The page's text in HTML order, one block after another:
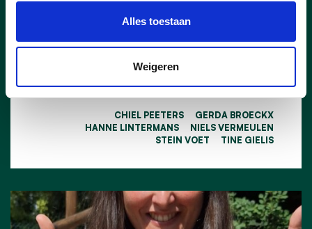
Alles toestaan
Weigeren
van Burgemeester en Schepenen
lees meer
CHIEL PEETERS
GERDA BROECKX
HANNE LINTERMANS
NIELS VERMEULEN
STEIN VOET
TINE GIELIS